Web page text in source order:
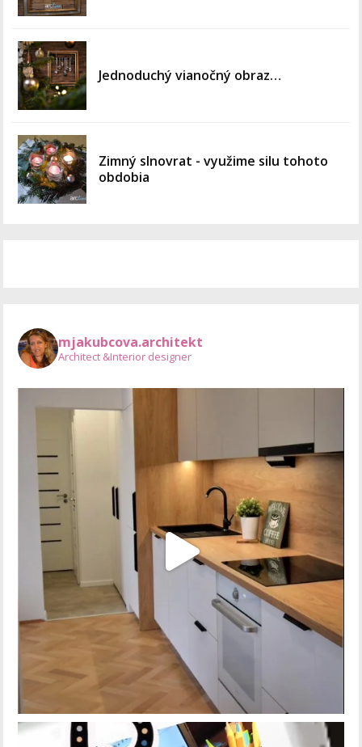
Jednoduchý vianočný obraz…
Zimný slnovrat - využime silu tohoto
obdobia
mjakubcova.architekt
Architect &Interior designer